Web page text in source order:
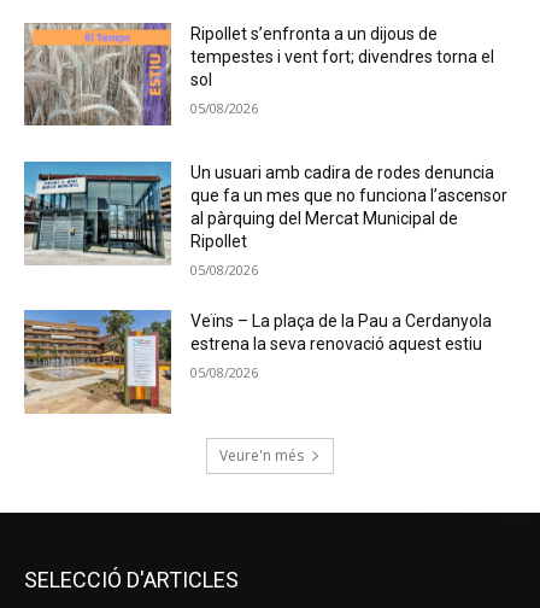
Ripollet s’enfronta a un dijous de
tempestes i vent fort; divendres torna el
sol
05/08/2026
Un usuari amb cadira de rodes denuncia
que fa un mes que no funciona l’ascensor
al pàrquing del Mercat Municipal de
Ripollet
05/08/2026
Veïns – La plaça de la Pau a Cerdanyola
estrena la seva renovació aquest estiu
05/08/2026
Veure'n més
SELECCIÓ D'ARTICLES